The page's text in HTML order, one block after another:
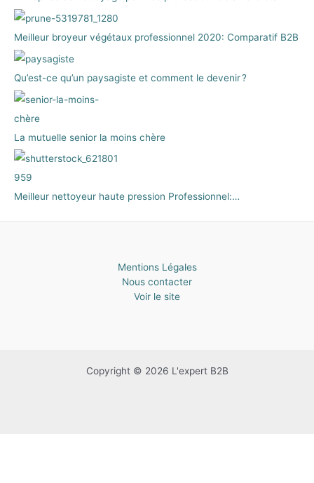
Meilleur broyeur végétaux professionnel 2020: Comparatif B2B
Qu’est-ce qu’un paysagiste et comment le devenir ?
La mutuelle senior la moins chère
Meilleur nettoyeur haute pression Professionnel:…
Mentions Légales
Nous contacter
Voir le site
Copyright © 2026 L'expert B2B